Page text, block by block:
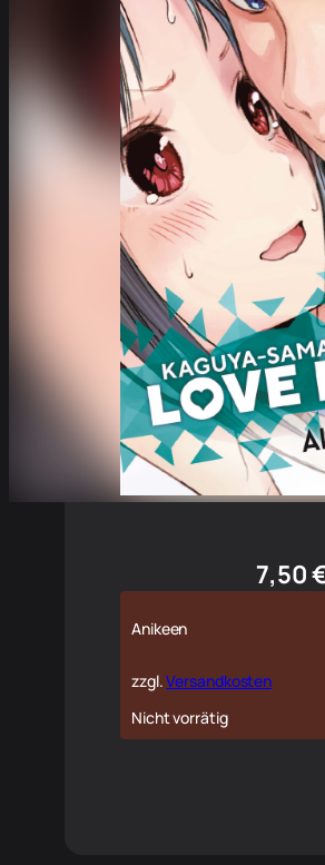
7,50
Anikeen
zzgl.Versandkosten
Nicht vorrätig